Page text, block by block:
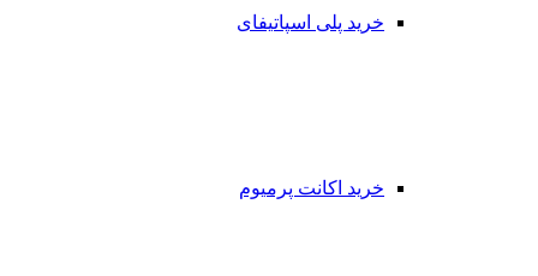
خرید پلی اسپاتیفای
خرید اکانت پرمیوم